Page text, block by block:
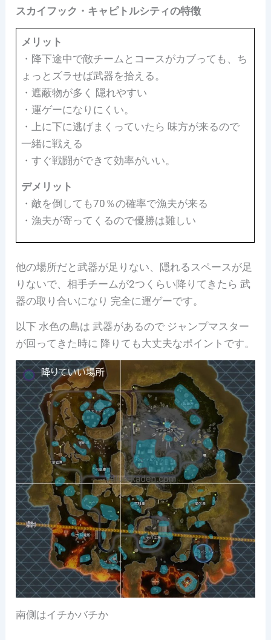
スカイフック・キャピトルシティの特徴
メリット
・降下途中で敵チームとコースがカブっても、ち
ょっとズラせば武器を拾える。
・遮蔽物が多く 隠れやすい
・運ゲーになりにくい。
・上に下に逃げまくっていたら 味方が来るので
一緒に戦える
・すぐ戦闘ができて効率がいい。
デメリット
・敵を倒しても70％の確率で漁夫が来る
・漁夫が寄ってくるので優勝は難しい
他の場所だと武器が足りない、隠れるスペースが足
りないで、相手チームが2つくらい降りてきたら 武
器の取り合いになり 完全に運ゲーです。
以下 水色の島は 武器があるので ジャンプマスター
が回ってきた時に 降りても大丈夫なポイントです。
南側はイチかバチか